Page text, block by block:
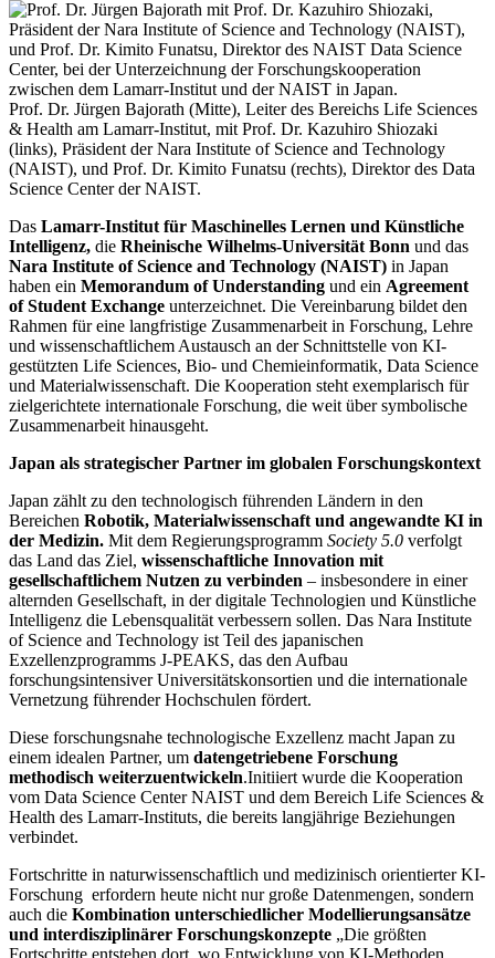
Prof. Dr. Jürgen Bajorath (Mitte), Leiter des Bereichs Life Sciences
& Health am Lamarr-Institut, mit Prof. Dr. Kazuhiro Shiozaki
(links), Präsident der Nara Institute of Science and Technology
(NAIST), und Prof. Dr. Kimito Funatsu (rechts), Direktor des Data
Science Center der NAIST.
Das Lamarr-Institut für Maschinelles Lernen und Künstliche
Intelligenz, die Rheinische Wilhelms-Universität Bonn und das
Nara Institute of Science and Technology (NAIST) in Japan
haben ein Memorandum of Understanding und ein Agreement
of Student Exchange unterzeichnet. Die Vereinbarung bildet den
Rahmen für eine langfristige Zusammenarbeit in Forschung, Lehre
und wissenschaftlichem Austausch an der Schnittstelle von KI-
gestützten Life Sciences, Bio- und Chemieinformatik, Data Science
und Materialwissenschaft. Die Kooperation steht exemplarisch für
zielgerichtete internationale Forschung, die weit über symbolische
Zusammenarbeit hinausgeht.
Japan als strategischer Partner im globalen Forschungskontext
Japan zählt zu den technologisch führenden Ländern in den
Bereichen Robotik, Materialwissenschaft und angewandte KI in
der Medizin. Mit dem Regierungsprogramm Society 5.0 verfolgt
das Land das Ziel, wissenschaftliche Innovation mit
gesellschaftlichem Nutzen zu verbinden – insbesondere in einer
alternden Gesellschaft, in der digitale Technologien und Künstliche
Intelligenz die Lebensqualität verbessern sollen. Das Nara Institute
of Science and Technology ist Teil des japanischen
Exzellenzprogramms J-PEAKS, das den Aufbau
forschungsintensiver Universitätskonsortien und die internationale
Vernetzung führender Hochschulen fördert.
Diese forschungsnahe technologische Exzellenz macht Japan zu
einem idealen Partner, um datengetriebene Forschung
methodisch weiterzuentwickeln.Initiiert wurde die Kooperation
vom Data Science Center NAIST und dem Bereich Life Sciences &
Health des Lamarr-Instituts, die bereits langjährige Beziehungen
verbindet.
Fortschritte in naturwissenschaftlich und medizinisch orientierter KI-
Forschung erfordern heute nicht nur große Datenmengen, sondern
auch die Kombination unterschiedlicher Modellierungsansätze
und interdisziplinärer Forschungskonzepte „Die größten
Fortschritte entstehen dort, wo Entwicklung von KI-Methoden,